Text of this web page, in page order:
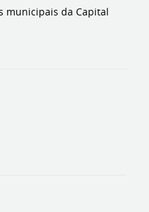
municipais da Capital